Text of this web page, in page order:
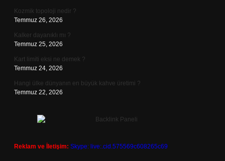
Kozmik topoloji nedir ?
Temmuz 26, 2026
Kalker dayanıklı mı ?
Temmuz 25, 2026
Kart limiti eksi ne demek ?
Temmuz 24, 2026
Hangi ülke dünyanın en büyük kahve üretimi ?
Temmuz 22, 2026
Reklam ve İletişim: Skype: live:.cid.575569c608265c69